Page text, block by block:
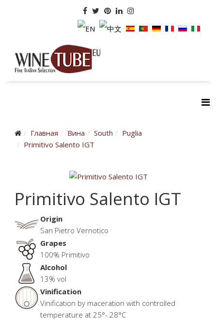
Главная Вина South
Puglia
Primitivo Salento IGT
Primitivo Salento IGT
Origin
San Pietro Vernotico
Grapes
100% Primitivo
Alcohol
13% vol
Vinification
Vinification by maceration with controlled
temperature at 25°- 28°C